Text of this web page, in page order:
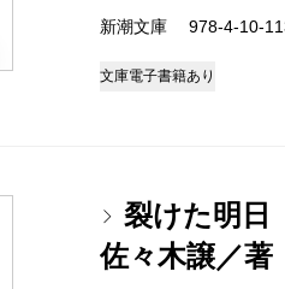
新潮文庫 978-4-10-
文庫電子書籍あり
裂けた明日
佐々木譲／著